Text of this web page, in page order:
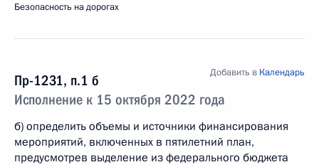
Безопасность на дорогах
Пр-1231, п.1 б
Исполнение к 15 октября 2022 года
Добавить в Календарь
б) определить объемы и источники финансирования
мероприятий, включенных в пятилетний план,
предусмотрев выделение из федерального бюджета